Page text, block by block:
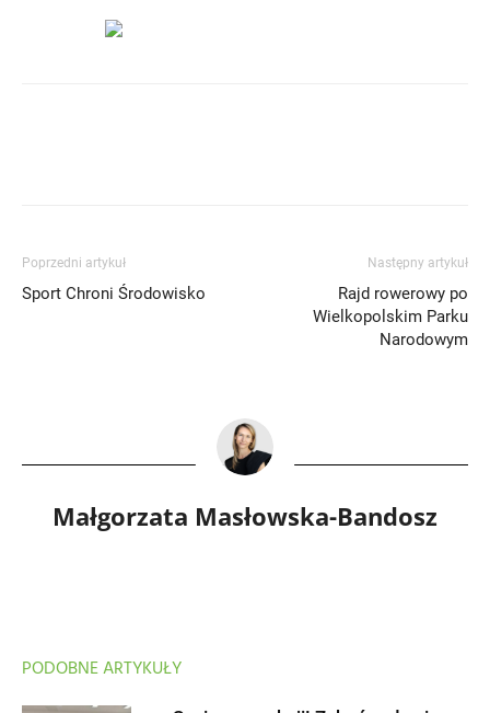
Poprzedni artykuł
Sport Chroni Środowisko
Następny artykuł
Rajd rowerowy po
Wielkopolskim Parku
Narodowym
Małgorzata Masłowska-Bandosz
PODOBNE ARTYKUŁY